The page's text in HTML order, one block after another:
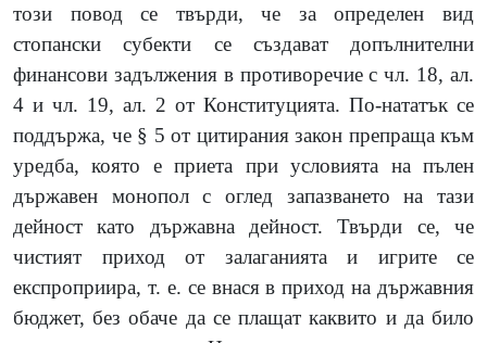
този повод се твърди, че за определен вид
стопански субекти се създават допълнителни
финансови задължения в противоречие с чл. 18, ал.
4 и чл. 19, ал. 2 от Конституцията. По-нататък се
поддържа, че § 5 от цитирания закон препраща към
уредба, която е приета при условията на пълен
държавен монопол с оглед запазването на тази
дейност като държавна дейност. Твърди се, че
чистият приход от залаганията и игрите се
експроприира, т. е. се внася в приход на държавния
бюджет, без обаче да се плащат каквито и да било